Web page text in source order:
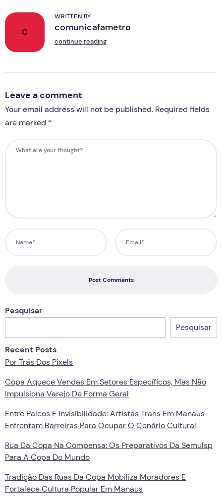
C
WRITTEN BY
comunicafametro
continue reading
Leave a comment
Your email address will not be published. Required fields
are marked *
Post Comments
Pesquisar
Pesquisar
Recent Posts
Por Trás Dos Pixels
Copa Aquece Vendas Em Setores Específicos, Mas Não
Impulsiona Varejo De Forma Geral
Entre Palcos E Invisibilidade: Artistas Trans Em Manaus
Enfrentam Barreiras Para Ocupar O Cenário Cultural
Rua Da Copa Na Compensa: Os Preparativos Da Semulsp
Para A Copa Do Mundo
Tradição Das Ruas Da Copa Mobiliza Moradores E
Fortalece Cultura Popular Em Manaus